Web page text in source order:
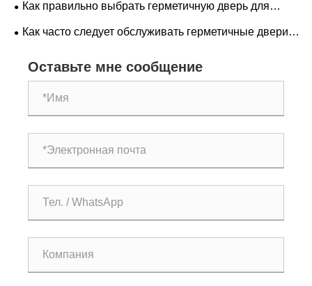
Как правильно выбрать герметичную дверь для
чистых помещений для вашего предприятия?
Как часто следует обслуживать герметичные двери в
Оставьте мне сообщение